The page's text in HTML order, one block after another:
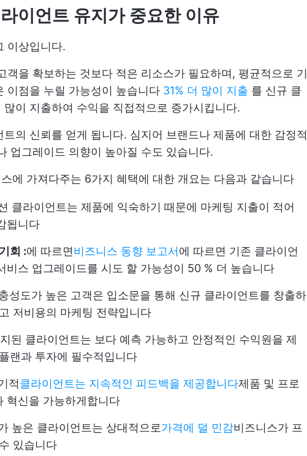
이언트 유지가 중요한 이유
이상입니다.
객을 확보하는 것보다 적은 리소스가 필요하며, 평균적으로 기
이점을 누릴 가능성이 높습니다 31% 더 많이 지출 를 신규 클
이 지출하여 수익을 직접적으로 증가시킵니다.
의 신뢰를 얻게 됩니다. 심지어 브랜드나 제품에 대한 감정적
업그레이드 의향이 높아질 수도 있습니다.
에 가져다주는 6가지 혜택에 대한 개요는 다음과 같습니다
클라이언트는 제품에 익숙하기 때문에 마케팅 지출이 적어
됩니다
회 :에 따르면비즈니스 동향 보고서에 따르면 기존 클라이언
비스 업그레이드를 시도 할 가능성이 50 % 더 높습니다
성도가 높은 고객은 입소문을 통해 신규 클라이언트를 창출하
저비용의 마케팅 전략입니다
된 클라이언트는 보다 예측 가능하고 안정적인 수익원을 제
랜과 투자에 필수적입니다
적클라이언트는 지속적인 피드백을 제공합니다제품 및 프로
혁신을 가능하게합니다
높은 클라이언트는 상대적으로가격에 덜 민감비즈니스가 프
있습니다